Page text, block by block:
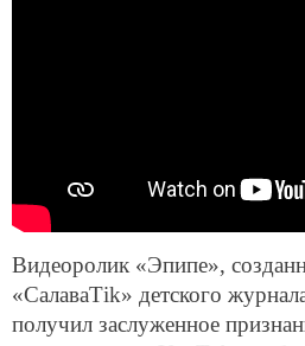
Видеоролик «Эпипе»,
«СалаваТik» детского
получил заслуженное